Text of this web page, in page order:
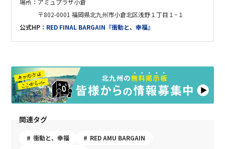
場所：アミュプラザ小倉
〒802-0001 福岡県北九州市小倉北区浅野１丁目１−１
公式HP： RED FINAL BARGAIN『衝動と、幸福』
関連タグ
衝動と、幸福
RED AMU BARGAIN